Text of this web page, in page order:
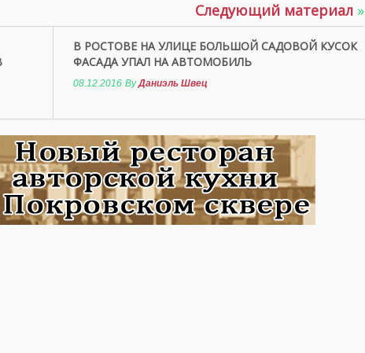
Следующий материал »
В РОСТОВЕ НА УЛИЦЕ БОЛЬШОЙ САДОВОЙ КУСОК
ФАСАДА УПАЛ НА АВТОМОБИЛЬ
08.12.2016 ByДаниэль Швец